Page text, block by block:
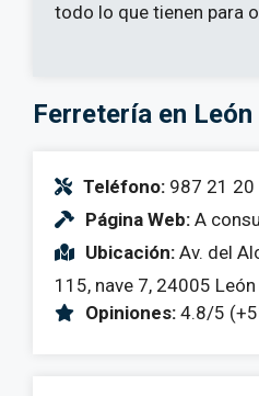
todo lo que tienen para
Ferretería en León
Teléfono: 987 21 20
Página Web: A
Ubicación: Av. del
115, nave 7, 24005 León
Opiniones: 4.8/5